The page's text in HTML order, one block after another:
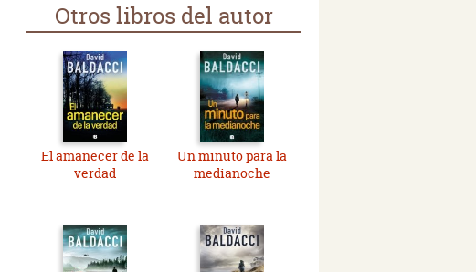
Otros libros del autor
El amanecer de la
verdad
Un minuto para la
medianoche